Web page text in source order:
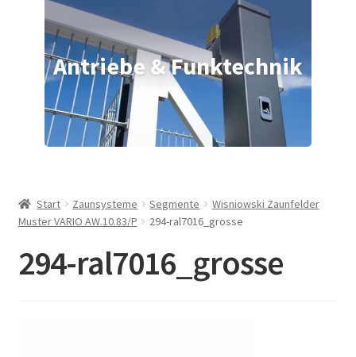
Antriebe & Funktechnik
Start Zaunsysteme Segmente
Wisniowski Zaunfelder
Muster VARIO AW.10.83/P
294-ral7016_grosse
294-ral7016_grosse